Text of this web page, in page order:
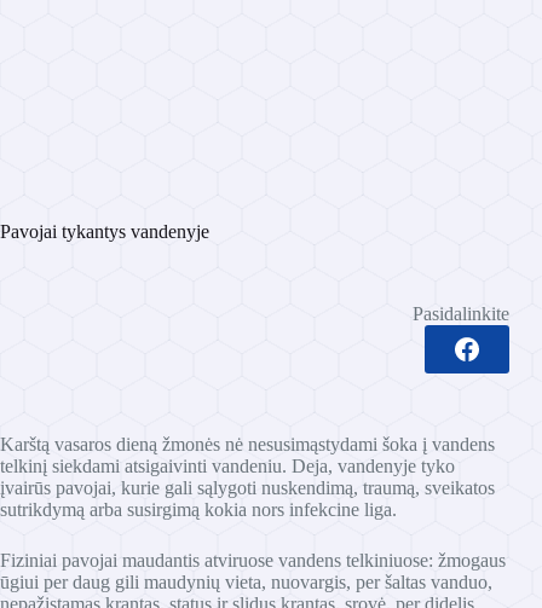
Pavojai tykantys vandenyje
Pasidalinkite
Karštą vasaros dieną žmonės nė nesusimąstydami šoka į vandens
telkinį siekdami atsigaivinti vandeniu. Deja, vandenyje tyko
įvairūs pavojai, kurie gali sąlygoti nuskendimą, traumą, sveikatos
sutrikdymą arba susirgimą kokia nors infekcine liga.
Fiziniai pavojai maudantis atviruose vandens telkiniuose: žmogaus
ūgiui per daug gili maudynių vieta, nuovargis, per šaltas vanduo,